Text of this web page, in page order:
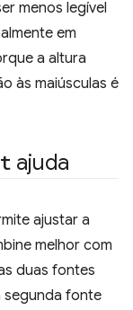
menos legível
em
a altura
às maiúsculas é
ajuda
ajustar a
melhor com
duas fontes
segunda fonte